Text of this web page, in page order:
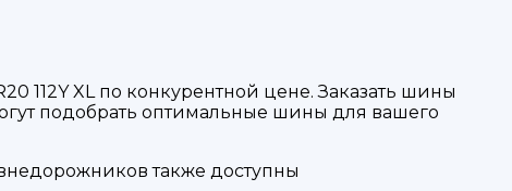
112Y XL по конкурентной цене. Заказать шины
подобрать оптимальные шины для вашего
также доступны